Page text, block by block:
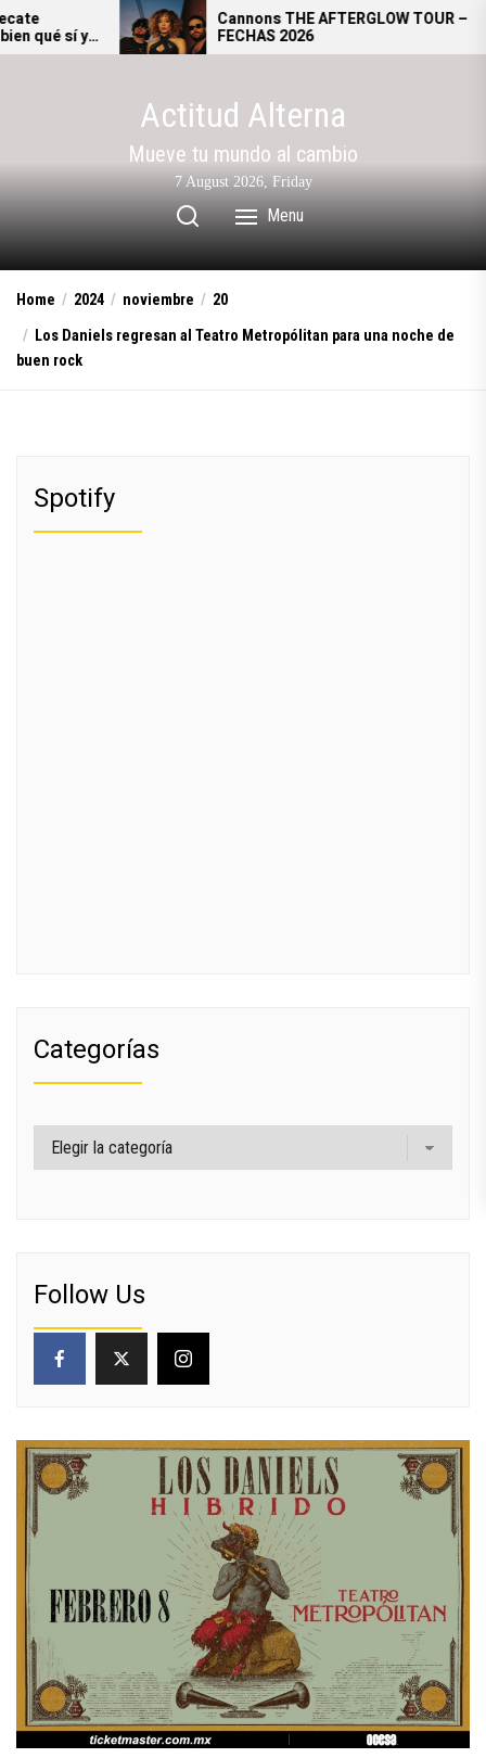
Skip
to
Cannons THE AFTERGLOW TOUR –
FECHAS 2026
Actitud Alterna
Mueve tu mundo al cambio
7 August 2026, Friday
Menu
Home 2024 noviembre
20
​Los Daniels regresan al Teatro Metropólitan para una noche de
buen rock
Spotify
Categorías
Categorías
Follow Us